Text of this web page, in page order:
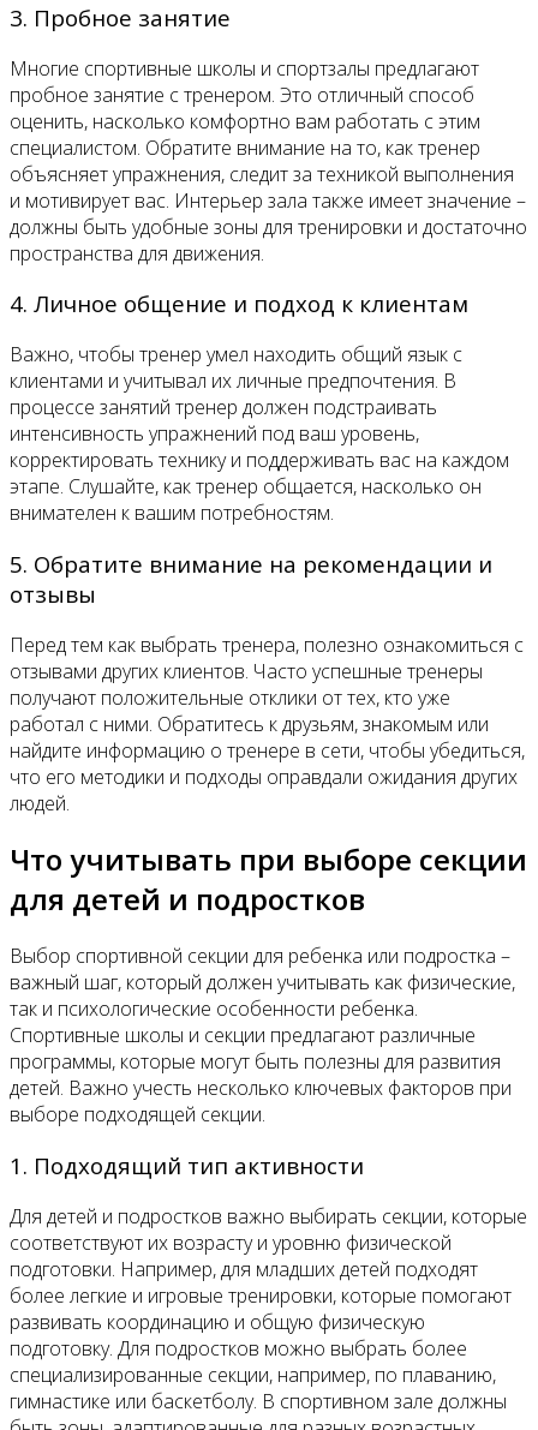
3. Пробное занятие
Многие спортивные школы и спортзалы предлагают
пробное занятие с тренером. Это отличный способ
оценить, насколько комфортно вам работать с этим
специалистом. Обратите внимание на то, как тренер
объясняет упражнения, следит за техникой выполнения
и мотивирует вас. Интерьер зала также имеет значение –
должны быть удобные зоны для тренировки и достаточно
пространства для движения.
4. Личное общение и подход к клиентам
Важно, чтобы тренер умел находить общий язык с
клиентами и учитывал их личные предпочтения. В
процессе занятий тренер должен подстраивать
интенсивность упражнений под ваш уровень,
корректировать технику и поддерживать вас на каждом
этапе. Слушайте, как тренер общается, насколько он
внимателен к вашим потребностям.
5. Обратите внимание на рекомендации и
отзывы
Перед тем как выбрать тренера, полезно ознакомиться с
отзывами других клиентов. Часто успешные тренеры
получают положительные отклики от тех, кто уже
работал с ними. Обратитесь к друзьям, знакомым или
найдите информацию о тренере в сети, чтобы убедиться,
что его методики и подходы оправдали ожидания других
людей.
Что учитывать при выборе секции
для детей и подростков
Выбор спортивной секции для ребенка или подростка –
важный шаг, который должен учитывать как физические,
так и психологические особенности ребенка.
Спортивные школы и секции предлагают различные
программы, которые могут быть полезны для развития
детей. Важно учесть несколько ключевых факторов при
выборе подходящей секции.
1. Подходящий тип активности
Для детей и подростков важно выбирать секции, которые
соответствуют их возрасту и уровню физической
подготовки. Например, для младших детей подходят
более легкие и игровые тренировки, которые помогают
развивать координацию и общую физическую
подготовку. Для подростков можно выбрать более
специализированные секции, например, по плаванию,
гимнастике или баскетболу. В спортивном зале должны